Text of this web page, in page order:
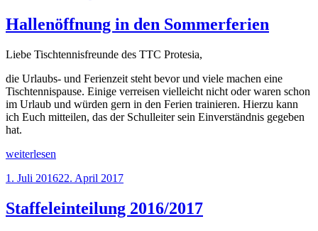
v.
2007
Hallenöffnung in den Sommerferien
Liebe Tischtennisfreunde des TTC Protesia,
die Urlaubs- und Ferienzeit steht bevor und viele machen eine
Tischtennispause. Einige verreisen vielleicht nicht oder waren schon
im Urlaub und würden gern in den Ferien trainieren. Hierzu kann
ich Euch mitteilen, das der Schulleiter sein Einverständnis gegeben
hat.
„Hallenöffnung
den
weiterlesen
Veröffentlicht
1. Juli 201622. April 2017
Staffeleinteilung 2016/2017